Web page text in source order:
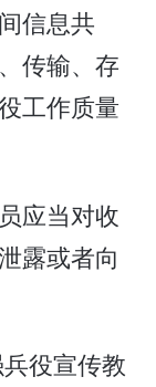
信息共
传输、存
工作质量
应当对收
露或者向
役宣传教